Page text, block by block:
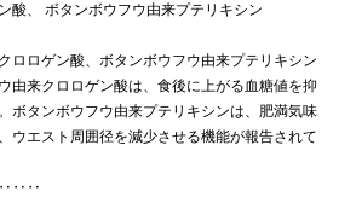
酸、 ボタンボウフウ由来プテリキシン
ロロゲン酸、ボタンボウフウ由来プテリキシン
由来クロロゲン酸は、食後に上がる血糖値を抑
ボタンボウフウ由来プテリキシンは、肥満気味
ウエスト周囲径を減少させる機能が報告されて